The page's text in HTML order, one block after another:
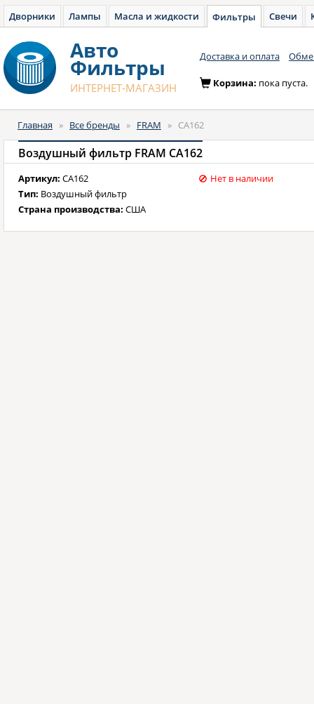
Дворники Лампы Масла и жидкости Фильтры Свечи
Авто
Фильтры
ИНТЕРНЕТ-МАГАЗИН
Доставка и оплата
Корзина: пока пуста.
Главная » Все бренды » FRAM » CA162
Воздушный фильтр FRAM CA162
Артикул: CA162
Тип: Воздушный фильтр
Страна производства: США
Нет в наличии